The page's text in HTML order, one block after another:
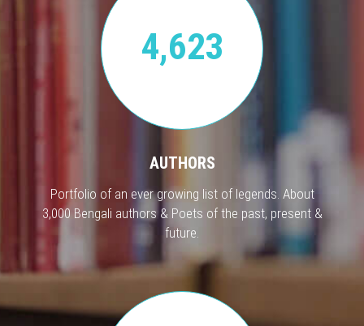
4,623
AUTHORS
Portfolio of an ever growing list of legends. About
3,000 Bengali authors & Poets of the past, present &
future.